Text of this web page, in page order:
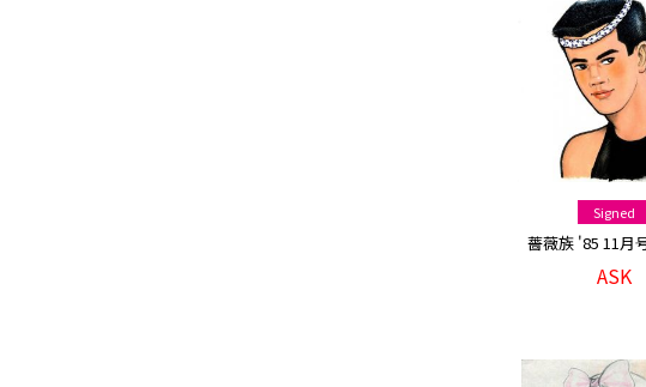
Signed
薔薇族 '85 11月
ASK